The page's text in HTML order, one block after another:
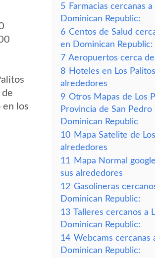
en los
5 Farmacias cercanas
Dominican Republic:
6 Centos de Salud
en Dominican Republic:
7 Aeropuertos cerca de
8 Hoteles en Los
alrededores
9 Otros Mapas de Los
Provincia de San
Dominican Republic
10 Mapa Satelite de
alrededores
11
Mapa Normal
sus alrededores
12 Gasolineras
Dominican Republic:
13 Talleres cercanos a
Dominican Republic:
14 Webcams cercanas
Dominican Republic: